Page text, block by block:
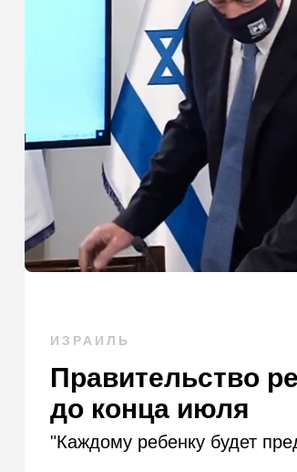
ИЗРАИЛЬ
Правительство
до конца июля
"Каждому ребенку будет